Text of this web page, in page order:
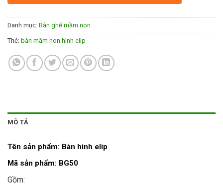
Danh mục: Bàn ghế mầm non
Thẻ: bàn mầm non hình elip
MÔ TẢ
Tên sản phẩm: Bàn hình elip
Mã sản phẩm: BG50
Gồm: